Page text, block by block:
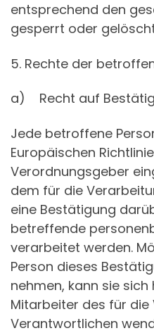
entsprechend den
gesperrt oder
5. Rechte der
a) Recht auf
Jede betroffene
Europäischen
Verordnungsgeber
dem für die
eine Bestätigung
betreffende
verarbeitet werden.
Person dieses
nehmen, kann sie
Mitarbeiter des für die
Verantwortlichen